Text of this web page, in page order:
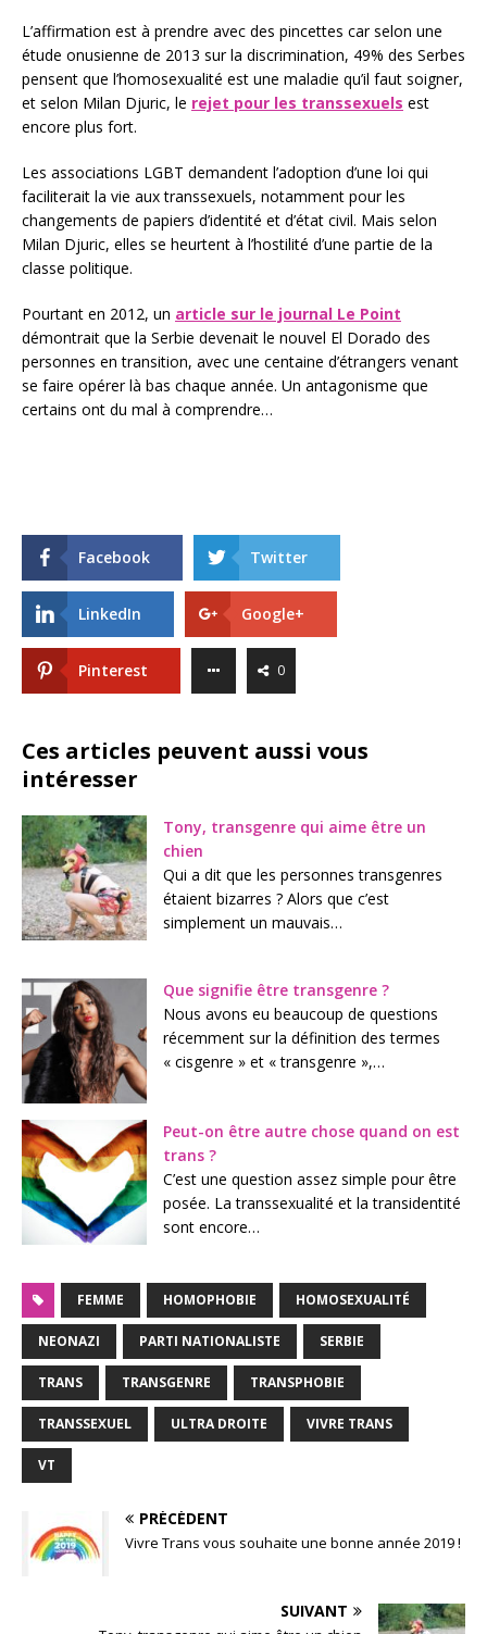
L’affirmation est à prendre avec des pincettes car selon une
étude onusienne de 2013 sur la discrimination, 49% des Serbes
pensent que l’homosexualité est une maladie qu’il faut soigner,
et selon Milan Djuric, le rejet pour les transsexuels est
encore plus fort.
Les associations LGBT demandent l’adoption d’une loi qui
faciliterait la vie aux transsexuels, notamment pour les
changements de papiers d’identité et d’état civil. Mais selon
Milan Djuric, elles se heurtent à l’hostilité d’une partie de la
classe politique.
Pourtant en 2012, un article sur le journal Le Point
démontrait que la Serbie devenait le nouvel El Dorado des
personnes en transition, avec une centaine d’étrangers venant
se faire opérer là bas chaque année. Un antagonisme que
certains ont du mal à comprendre…
Facebook Twitter
LinkedIn Google+
Pinterest 0
Ces articles peuvent aussi vous
intéresser
Tony, transgenre qui aime être un
chien
Qui a dit que les personnes transgenres
étaient bizarres ? Alors que c’est
simplement un mauvais…
Que signifie être transgenre ?
Nous avons eu beaucoup de questions
récemment sur la définition des termes
« cisgenre » et « transgenre »,…
Peut-on être autre chose quand on est
trans ?
C’est une question assez simple pour être
posée. La transsexualité et la transidentité
sont encore…
FEMME HOMOPHOBIE HOMOSEXUALITÉ
NEONAZI PARTI NATIONALISTE SERBIE
TRANS TRANSGENRE TRANSPHOBIE
TRANSSEXUEL ULTRA DROITE VIVRE TRANS
VT
PRÉCÉDENT
Vivre Trans vous souhaite une bonne année 2019 !
SUIVANT